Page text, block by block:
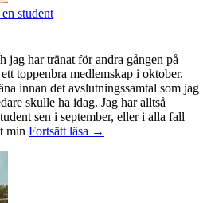
student
jag har tränat för andra gången på
toppenbra medlemskap i oktober.
innan det avslutningssamtal som jag
skulle ha idag. Jag har alltså
sen i september, eller i alla fall
min Fortsätt läsa Att
→